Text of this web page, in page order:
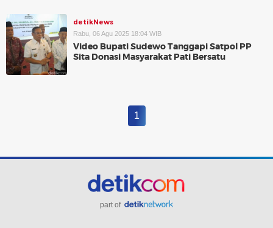
detikNews
Rabu, 06 Agu 2025 18:04 WIB
Video Bupati Sudewo Tanggapi Satpol PP
Sita Donasi Masyarakat Pati Bersatu
1
part of